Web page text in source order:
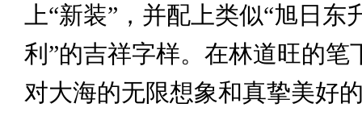
上“新装”，并配上类似“旭日东
利”的吉祥字样。在林道旺的笔
对大海的无限想象和真挚美好